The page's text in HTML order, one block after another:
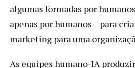
algumas formadas por
apenas por humanos – para
marketing para uma
As equipes humano-IA